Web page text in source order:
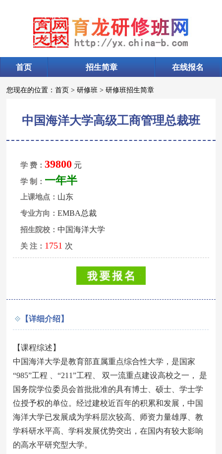
首页 招生简章 在线报名
您现在的位置：首页 >研修班 >研修班招生简章
中国海洋大学高级工商管理总裁班
学 费：39800 元
学 制： 一年半
上课地点： 山东
专业方向：EMBA总裁
招生院校： 中国海洋大学
关 注： 1751 次
【详细介绍】
【课程综述】
中国海洋大学是教育部直属重点综合性大学，是国家
“985”工程 、“211”工程、 双一流重点建设高校之一， 是
国务院学位委员会首批批准的具有博士、硕士、学士学
位授予权的单位。经过建校近百年的积累和发展，中国
海洋大学已发展成为学科层次较高、师资力量雄厚、教
学科研水平高、学科发展优势突出，在国内有较大影响
的高水平研究型大学。